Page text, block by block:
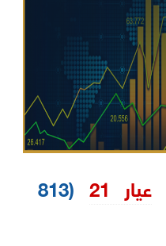
عيار 21
(813